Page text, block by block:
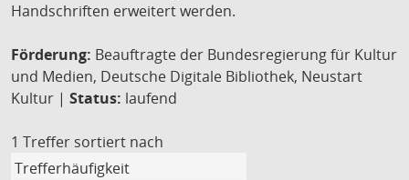
Handschriften erweitert werden.
Förderung: Beauftragte der Bundesregierung für Kultur
und Medien, Deutsche Digitale Bibliothek, Neustart
Kultur | Status: laufend
1 Treffer sortiert nach